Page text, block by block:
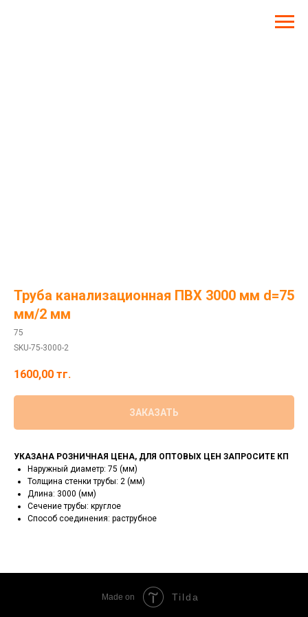
Труба канализационная ПВХ 3000 мм d=75
мм/2 мм
75
SKU-75-3000-2
1600,00 тг.
ЗАКАЗАТЬ
УКАЗАНА РОЗНИЧНАЯ ЦЕНА, ДЛЯ ОПТОВЫХ ЦЕН ЗАПРОСИТЕ КП
Наружный диаметр: 75 (мм)
Толщина стенки трубы: 2 (мм)
Длина: 3000 (мм)
Сечение трубы: круглое
Способ соединения: раструбное
Made on Tilda